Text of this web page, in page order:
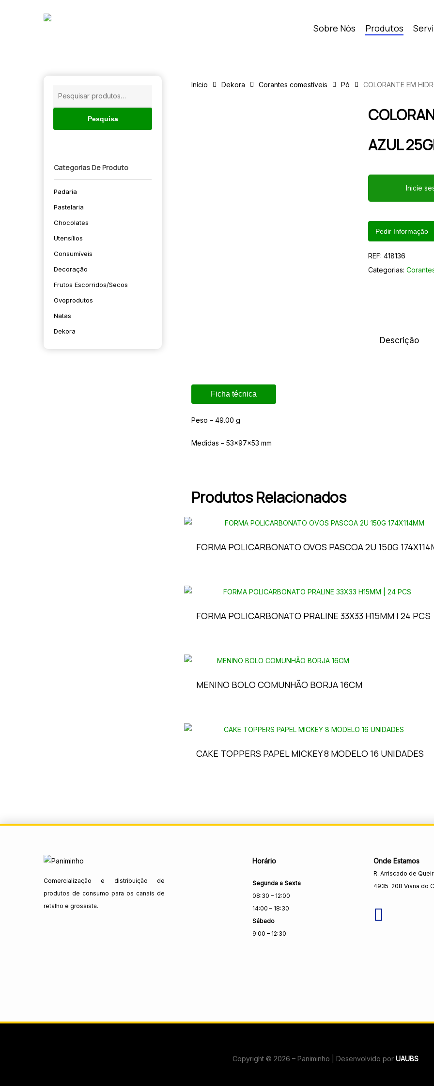
Sobre Nós Produtos
Pesquisa
Categorias De Produto
Padaria
Pastelaria
Chocolates
Utensílios
Consumíveis
Decoração
Frutos Escorridos/secos
Ovoprodutos
Natas
Dekora
Início Dekora Corantes comestíveis Pó COLORANTE EM
AZUL
Inicie
Pedir Informação
REF:418136
Categorias:
Descrição
Ficha técnica
Peso – 49.00 g
Medidas – 53x97x53 mm
Produtos Relacionados
FORMA POLICARBONATO OVOS PASCOA 2U 150G
FORMA POLICARBONATO PRALINE 33X33 H15MM | 24 PCS
MENINO BOLO COMUNHÃO BORJA 16CM
CAKE TOPPERS PAPEL MICKEY 8 MODELO 16 UNIDADES
Comercialização e distribuição de
produtos de consumo para os canais de
retalho e grossista.
Horário
Segunda a Sexta
08:30 – 12:00
14:00 – 18:30
Sábado
9:00 – 12:30
Onde Estamos
R. Arriscado de
4935-208 Viana do
Copyright © 2026 – Paniminho | Desenvolvido por UAUBS